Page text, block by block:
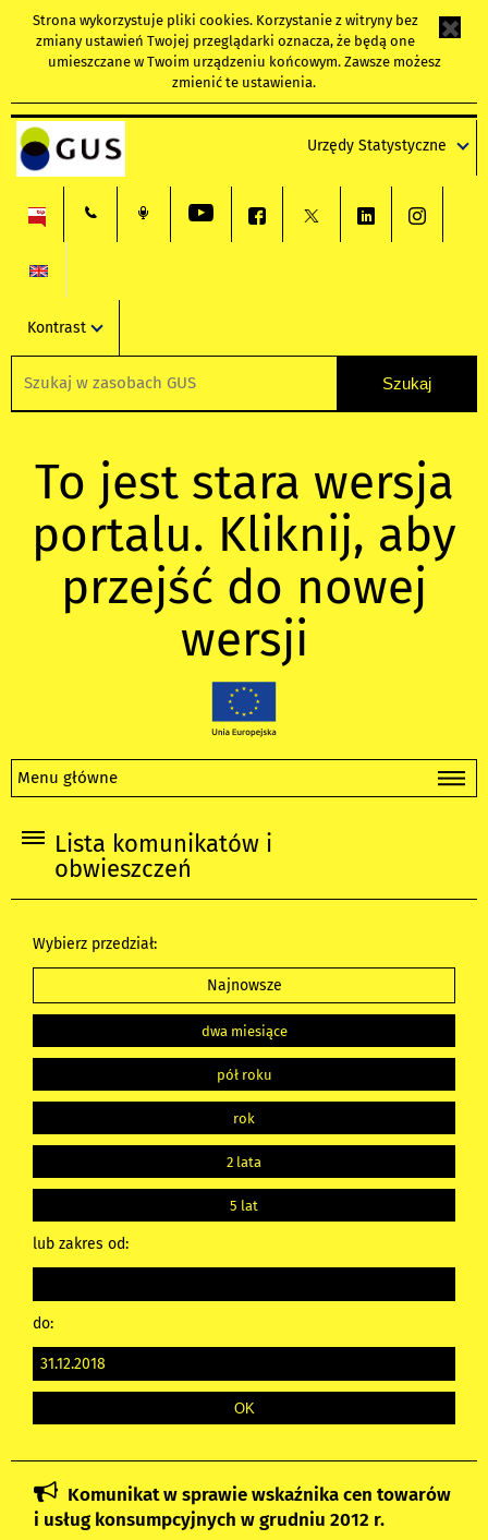
Strona wykorzystuje pliki cookies. Korzystanie z witryny bez
zmiany ustawień Twojej przeglądarki oznacza, że będą one
umieszczane w Twoim urządzeniu końcowym. Zawsze możesz
zmienić te ustawienia.
Urzędy Statystyczne
Kontrast
To jest stara wersja
portalu. Kliknij, aby
przejść do nowej
wersji
Menu główne
Lista komunikatów i
obwieszczeń
Wybierz przedział:
Najnowsze
dwa miesiące
pół roku
rok
2 lata
5 lat
lub zakres od:
do:
Komunikat w sprawie wskaźnika cen towarów
i usług konsumpcyjnych w grudniu 2012 r.